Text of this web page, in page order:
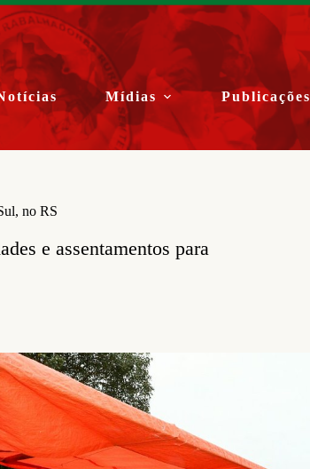
Mídias Publicações
no RS
e assentamentos para